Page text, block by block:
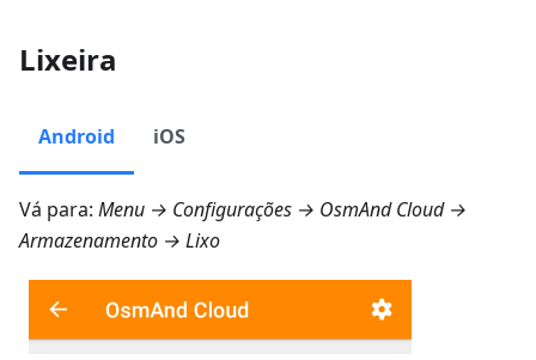
Lixeira
Android iOS
Vá para: Menu → Configurações → OsmAnd Cloud →
Armazenamento → Lixo